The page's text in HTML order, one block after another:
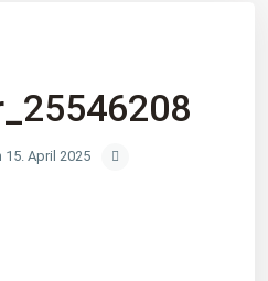
April 2025